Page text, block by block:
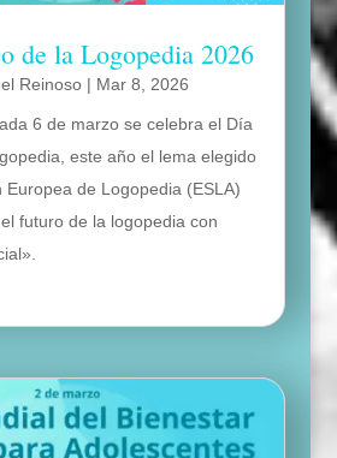
de la Logopedia 2026
Reinoso| Mar 8, 2026
6 de marzo se celebra el Día
este año el lema elegido
Europea de Logopedia (ESLA)
futuro de la logopedia con